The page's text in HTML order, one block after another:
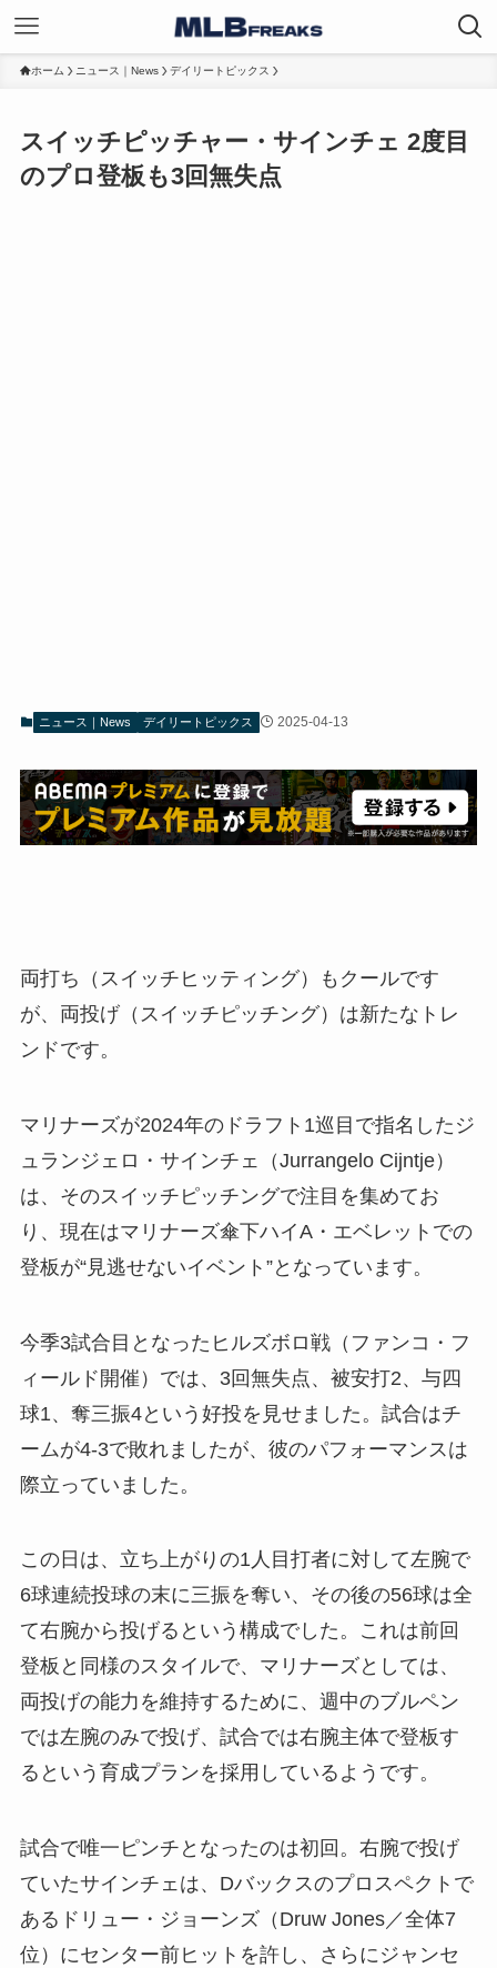
ホーム ニュース｜News デイリートピックス
スイッチピッチャー・サインチェ 2度目
のプロ登板も3回無失点
ニュース｜News デイリートピックス 2025-04-13
両打ち（スイッチヒッティング）もクールです
が、両投げ（スイッチピッチング）は新たなトレ
ンドです。
マリナーズが2024年のドラフト1巡目で指名したジ
ュランジェロ・サインチェ（Jurrangelo Cijntje）
は、そのスイッチピッチングで注目を集めてお
り、現在はマリナーズ傘下ハイA・エベレットでの
登板が“見逃せないイベント”となっています。
今季3試合目となったヒルズボロ戦（ファンコ・フ
ィールド開催）では、3回無失点、被安打2、与四
球1、奪三振4という好投を見せました。試合はチ
ームが4-3で敗れましたが、彼のパフォーマンスは
際立っていました。
この日は、立ち上がりの1人目打者に対して左腕で
6球連続投球の末に三振を奪い、その後の56球は全
て右腕から投げるという構成でした。これは前回
登板と同様のスタイルで、マリナーズとしては、
両投げの能力を維持するために、週中のブルペン
では左腕のみで投げ、試合では右腕主体で登板す
るという育成プランを採用しているようです。
試合で唯一ピンチとなったのは初回。右腕で投げ
ていたサインチェは、Dバックスのプロスペクトで
あるドリュー・ジョーンズ（Druw Jones／全体7
位）にセンター前ヒットを許し、さらにジャンセ